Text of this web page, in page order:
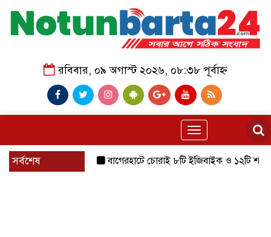
রবিবার, ০৯ অগাস্ট ২০২৬, ০৮:৩৮ পূর্বাহ্ন
Toggle
navigation
সর্বশেষ বাগেরহাটে চোরাই ৮টি ইজিবাইক ও ১২টি